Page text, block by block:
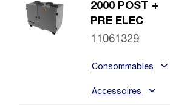
2000 POST +
PRE ELEC
11061329
Consommables
Accessoires